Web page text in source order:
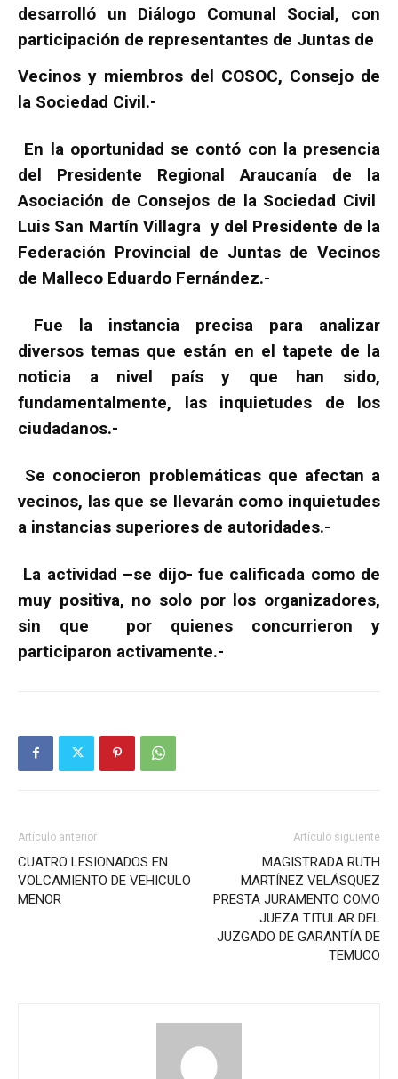
desarrolló un Diálogo Comunal Social, con
participación de representantes de Juntas de
Vecinos y miembros del COSOC, Consejo de
la Sociedad Civil.-
En la oportunidad se contó con la presencia
del Presidente Regional Araucanía de la
Asociación de Consejos de la Sociedad Civil
Luis San Martín Villagra y del Presidente de la
Federación Provincial de Juntas de Vecinos
de Malleco Eduardo Fernández.-
Fue la instancia precisa para analizar
diversos temas que están en el tapete de la
noticia a nivel país y que han sido,
fundamentalmente, las inquietudes de los
ciudadanos.-
Se conocieron problemáticas que afectan a
vecinos, las que se llevarán como inquietudes
a instancias superiores de autoridades.-
La actividad –se dijo- fue calificada como de
muy positiva, no solo por los organizadores,
sin que por quienes concurrieron y
participaron activamente.-
Artículo anterior
CUATRO LESIONADOS EN
VOLCAMIENTO DE VEHICULO
MENOR
Artículo siguiente
MAGISTRADA RUTH
MARTÍNEZ VELÁSQUEZ
PRESTA JURAMENTO COMO
JUEZA TITULAR DEL
JUZGADO DE GARANTÍA DE
TEMUCO